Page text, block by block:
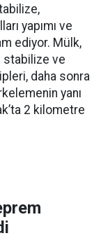
yapımı ve
ediyor. Mülk,
stabilize ve
daha sonra
yanı
2 kilometre